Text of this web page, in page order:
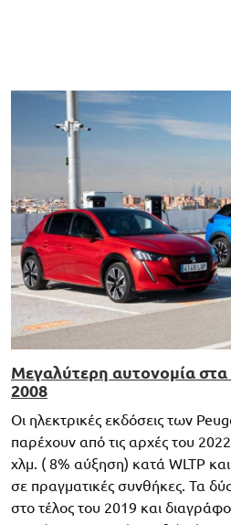
Μεγαλύτερη αυτονομία
2008
Οι ηλεκτρικές εκδόσεις των
παρέχουν από τις αρχές του
χλμ. ( 8% αύξηση) κατά WLTP
σε πραγματικές συνθήκες. Τα
στο τέλος του 2019 και